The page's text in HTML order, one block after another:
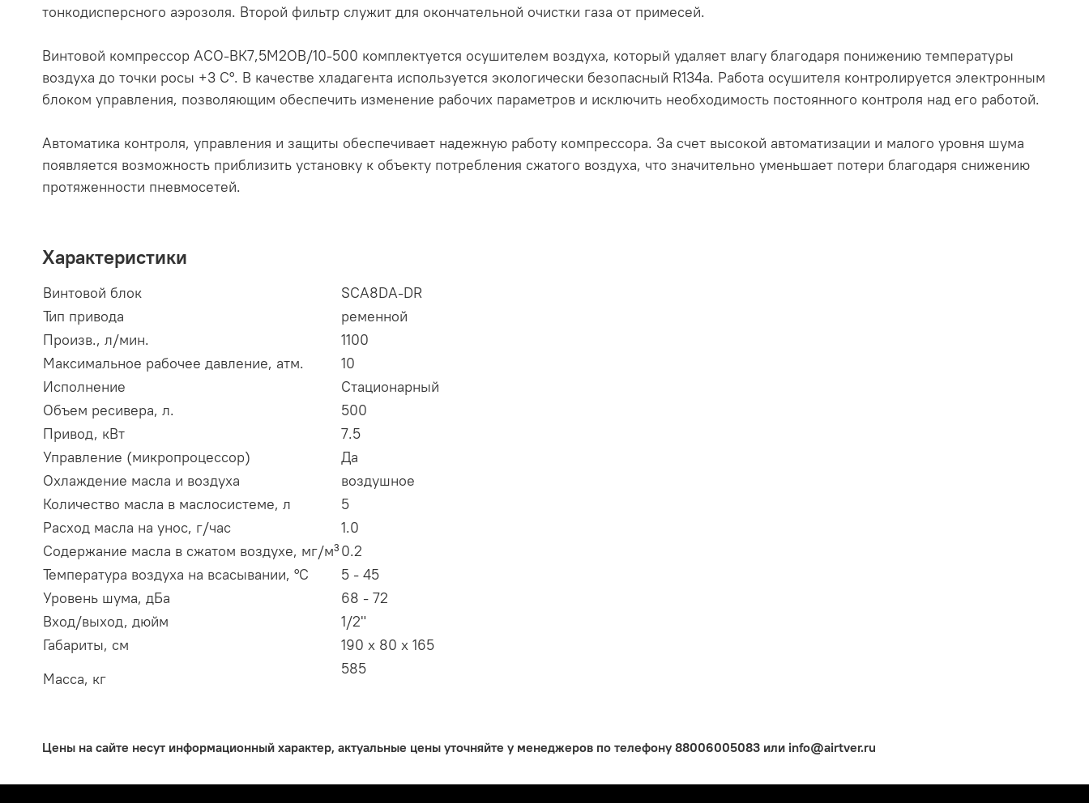
тонкодисперсного аэрозоля. Второй фильтр служит для окончательной очистки газа от примесей.
Винтовой компрессор АСО-ВК7,5М2ОВ/10-500 комплектуется осушителем воздуха, который удаляет влагу благодаря понижению температуры
воздуха до точки росы +3 С°. В качестве хладагента используется экологически безопасный R134а. Работа осушителя контролируется электронным
блоком управления, позволяющим обеспечить изменение рабочих параметров и исключить необходимость постоянного контроля над его работой.
Автоматика контроля, управления и защиты обеспечивает надежную работу компрессора. За счет высокой автоматизации и малого уровня шума
появляется возможность приблизить установку к объекту потребления сжатого воздуха, что значительно уменьшает потери благодаря снижению
протяженности пневмосетей.
Характеристики
Винтовой блок
SCA8DA-DR
Тип привода
ременной
Произв., л/мин.
1100
Максимальное рабочее давление, атм.
10
Исполнение
Стационарный
Объем ресивера, л.
500
Привод, кВт
7.5
Управление (микропроцессор)
Да
Охлаждение масла и воздуха
воздушное
Количество масла в маслосистеме, л
5
Расход масла на унос, г/час
1.0
Содержание масла в сжатом воздухе, мг/м³0.2
Температура воздуха на всасывании, °С
5 - 45
Уровень шума, дБа
68 - 72
Вход/выход, дюйм
1/2"
Габариты, см
190 х 80 х 165
Масса, кг
585
Цены на сайте несут информационный характер, актуальные цены уточняйте у менеджеров по телефону 88006005083 или info@airtver.ru